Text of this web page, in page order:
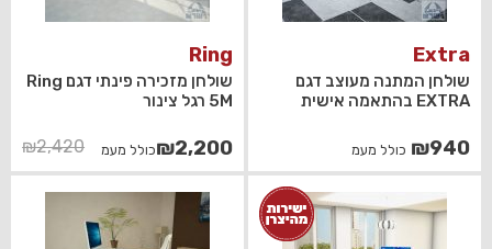
Extra
שולחן המתנה מעוצב דגם
EXTRA בהתאמה אישית
₪940 כולל מעמ
Ring
שולחן מזכירה פינתי דגם Ring
5M רגל צינור
₪2,420
המחיר
המקורי
היה:
₪2,420.
₪2,200
המחיר
הנוכחי
הוא:
₪2,200.
כולל מעמ